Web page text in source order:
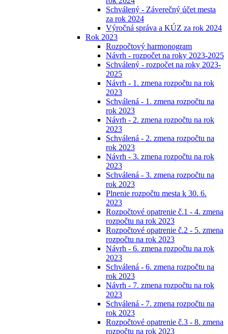
Schválený - Záverečný účet mesta
za rok 2024
Výročná správa a KÚZ za rok 2024
Rok 2023
Rozpočtový harmonogram
Návrh - rozpočet na roky 2023-2025
Schválený - rozpočet na roky 2023-
2025
Návrh - 1. zmena rozpočtu na rok
2023
Schválená - 1. zmena rozpočtu na
rok 2023
Návrh - 2. zmena rozpočtu na rok
2023
Schválená - 2. zmena rozpočtu na
rok 2023
Návrh - 3. zmena rozpočtu na rok
2023
Schválená - 3. zmena rozpočtu na
rok 2023
Plnenie rozpočtu mesta k 30. 6.
2023
Rozpočtové opatrenie č.1 - 4. zmena
rozpočtu na rok 2023
Rozpočtové opatrenie č.2 - 5. zmena
rozpočtu na rok 2023
Návrh - 6. zmena rozpočtu na rok
2023
Schválená - 6. zmena rozpočtu na
rok 2023
Návrh - 7. zmena rozpočtu na rok
2023
Schválená - 7. zmena rozpočtu na
rok 2023
Rozpočtové opatrenie č.3 - 8. zmena
rozpočtu na rok 2023